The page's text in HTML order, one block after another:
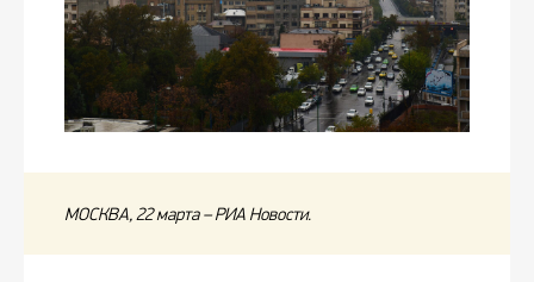
МОСКВА, 22 марта – РИА Новости.